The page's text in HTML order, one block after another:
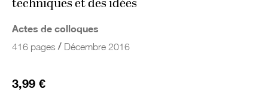
techniques et des idées
Actes de colloques
416 pages / Décembre 2016
3,99 €